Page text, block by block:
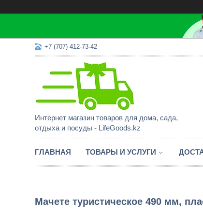
+7 (707) 412-73-42
Интернет магазин товаров для дома, сада,
отдыха и посуды - LifeGoods.kz
ГЛАВНАЯ ТОВАРЫ И УСЛУГИ
Мачете туристическое 490 мм,